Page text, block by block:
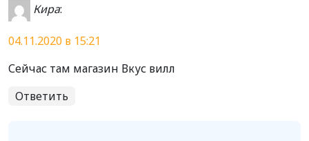
Кира:
04.11.2020 в 15:21
Сейчас там магазин Вкус вилл
Ответить